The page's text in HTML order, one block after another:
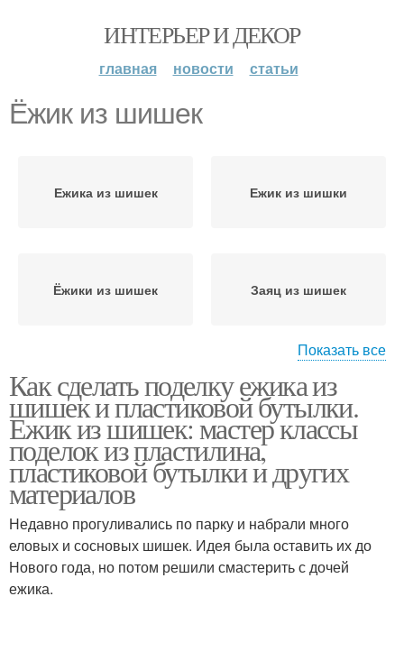
ИНТЕРЬЕР И ДЕКОР
главная новости статьи
Ёжик из шишек
Ежика из шишек Ежик из шишки
Ёжики из шишек Заяц из шишек
Поделки из шишек Ежик из еловых шишек
Сосновые шишки Еж из шишки
Поделка из шишек
Поделки из сосновых
Показать все
Как сделать поделку ежика из
шишек и пластиковой бутылки.
Ежик из шишек: мастер классы
поделок из пластилина,
пластиковой бутылки и других
материалов
Недавно прогуливались по парку и набрали много
еловых и сосновых шишек. Идея была оставить их до
Нового года, но потом решили смастерить с дочей
ежика.